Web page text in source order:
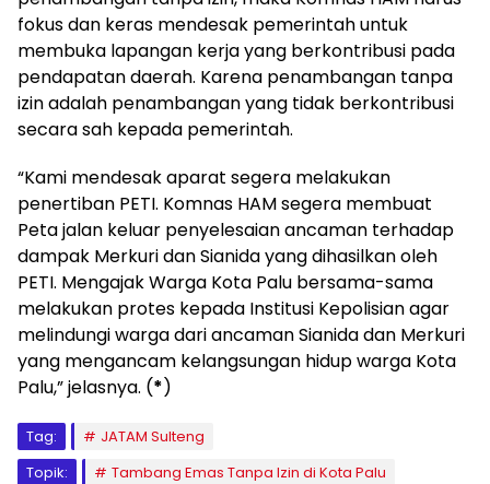
fokus dan keras mendesak pemerintah untuk
membuka lapangan kerja yang berkontribusi pada
pendapatan daerah. Karena penambangan tanpa
izin adalah penambangan yang tidak berkontribusi
secara sah kepada pemerintah.
“Kami mendesak aparat segera melakukan
penertiban PETI. Komnas HAM segera membuat
Peta jalan keluar penyelesaian ancaman terhadap
dampak Merkuri dan Sianida yang dihasilkan oleh
PETI. Mengajak Warga Kota Palu bersama-sama
melakukan protes kepada Institusi Kepolisian agar
melindungi warga dari ancaman Sianida dan Merkuri
yang mengancam kelangsungan hidup warga Kota
Palu,” jelasnya. (*)
Tag:
JATAM Sulteng
Topik:
Tambang Emas Tanpa Izin di Kota Palu